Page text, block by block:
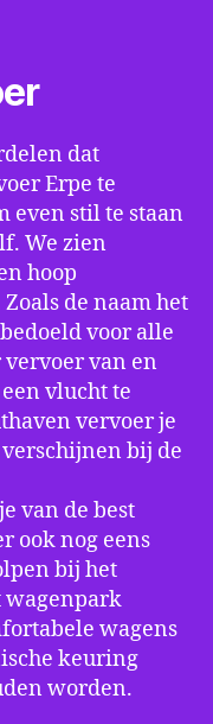
dat
Erpe te
even stil te staan
We zien
hoop
de naam het
voor alle
van en
vlucht te
vervoer je
bij de
van de best
ook nog eens
bij het
wagenpark
wagens
keuring
worden.